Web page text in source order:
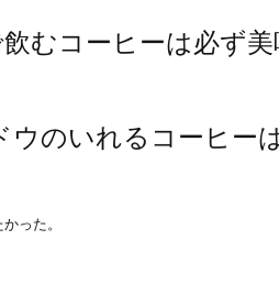
むコーヒーは必ず美
ウのいれるコーヒー
かった。